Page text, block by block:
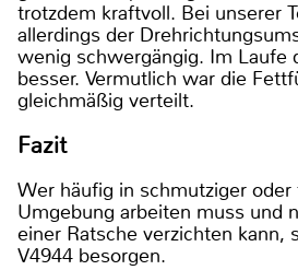
trotzdem kraftvoll. Bei unserer
allerdings der
wenig schwergängig. Im Laufe
besser. Vermutlich war die
gleichmäßig verteilt.
Fazit
Wer häufig in schmutziger
Umgebung arbeiten muss und
einer Ratsche verzichten kann,
V4944 besorgen.